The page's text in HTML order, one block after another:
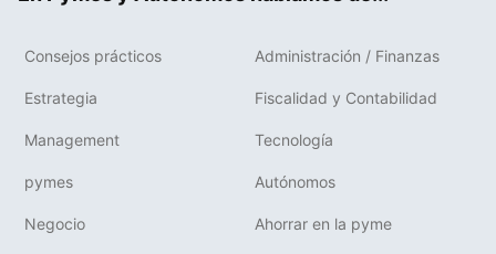
Consejos prácticos Administración / Finanzas
Estrategia Fiscalidad y Contabilidad
Management Tecnología
pymes Autónomos
Negocio Ahorrar en la pyme